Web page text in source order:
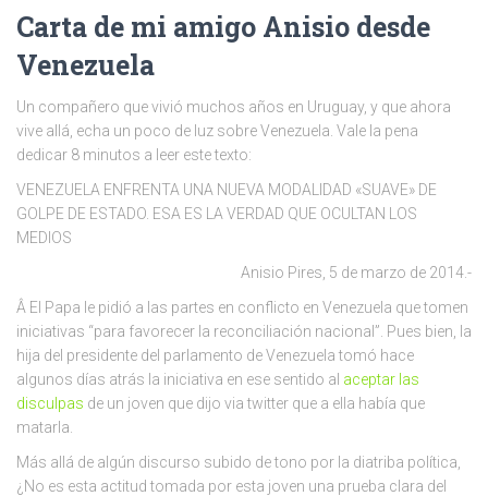
Carta de mi amigo Anisio desde
Venezuela
Un compañero que vivió muchos años en Uruguay, y que ahora
vive allá, echa un poco de luz sobre Venezuela. Vale la pena
dedicar 8 minutos a leer este texto:
VENEZUELA ENFRENTA UNA NUEVA MODALIDAD «SUAVE» DE
GOLPE DE ESTADO. ESA ES LA VERDAD QUE OCULTAN LOS
MEDIOS
Anisio Pires, 5 de marzo de 2014.-
Â El Papa le pidió a las partes en conflicto en Venezuela que tomen
iniciativas “para favorecer la reconciliación nacional”. Pues bien, la
hija del presidente del parlamento de Venezuela tomó hace
algunos días atrás la iniciativa en ese sentido al aceptar las
disculpas de un joven que dijo via twitter que a ella había que
matarla.
Más allá de algún discurso subido de tono por la diatriba política,
¿No es esta actitud tomada por esta joven una prueba clara del